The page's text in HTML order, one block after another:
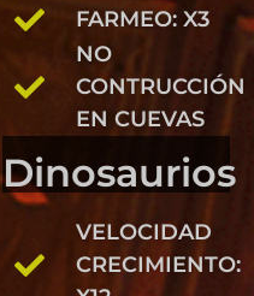
FARMEO: X3
NO
CONTRUCCIÓN
EN CUEVAS
Dinosaurios
VELOCIDAD
CRECIMIENTO: